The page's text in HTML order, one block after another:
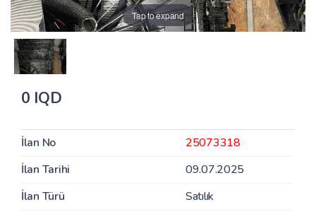
Tap to expand
0 IQD
İlan No
25073318
İlan Tarihi
09.07.2025
İlan Türü
Satılık